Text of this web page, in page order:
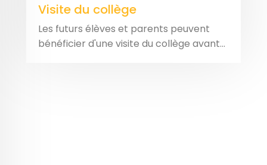
Visite du collège
Les futurs élèves et parents peuvent
bénéficier d'une visite du collège avant...